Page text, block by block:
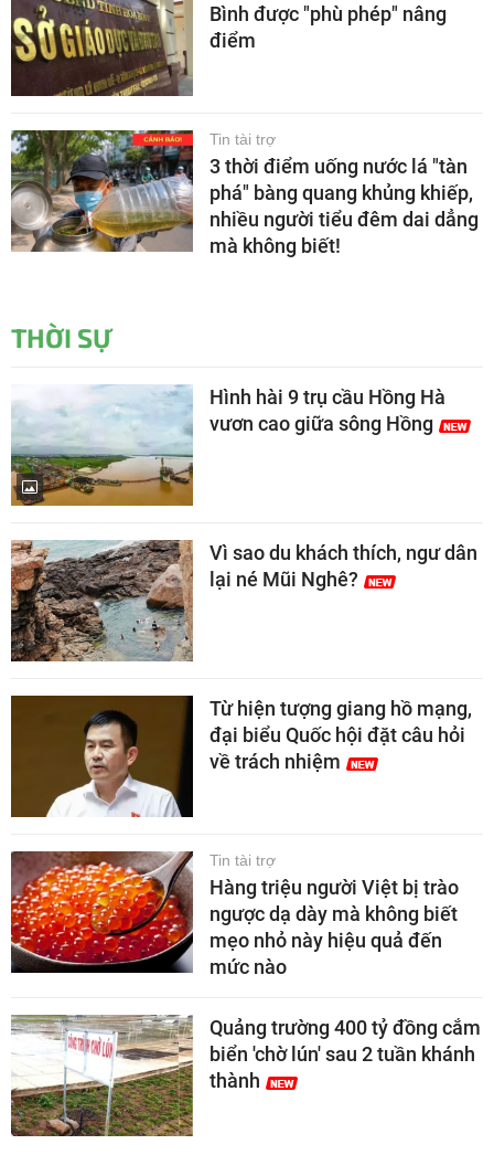
Bình được "phù phép" nâng
điểm
Tin tài trợ
3 thời điểm uống nước lá "tàn
phá" bàng quang khủng khiếp,
nhiều người tiểu đêm dai dẳng
mà không biết!
THỜI SỰ
Hình hài 9 trụ cầu Hồng Hà
vươn cao giữa sông Hồng
Vì sao du khách thích, ngư dân
lại né Mũi Nghê?
Từ hiện tượng giang hồ mạng,
đại biểu Quốc hội đặt câu hỏi
về trách nhiệm
Tin tài trợ
Hàng triệu người Việt bị trào
ngược dạ dày mà không biết
mẹo nhỏ này hiệu quả đến
mức nào
Quảng trường 400 tỷ đồng cắm
biển 'chờ lún' sau 2 tuần khánh
thành